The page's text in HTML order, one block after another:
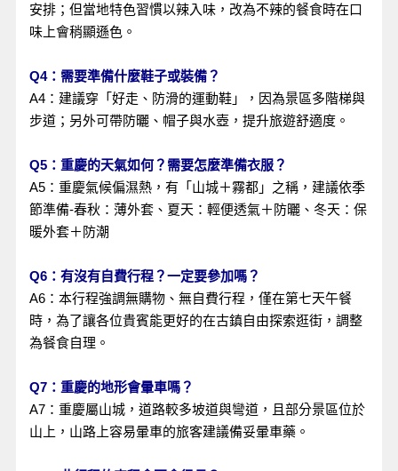
安排；但當地特色習慣以辣入味，改為不辣的餐食時在口
味上會稍顯遜色。
Q4：需要準備什麼鞋子或裝備？
A4：建議穿「好走、防滑的運動鞋」，因為景區多階梯與
步道；另外可帶防曬、帽子與水壺，提升旅遊舒適度。
Q5：重慶的天氣如何？需要怎麼準備衣服？
A5：重慶氣候偏濕熱，有「山城＋霧都」之稱，建議依季
節準備-春秋：薄外套、夏天：輕便透氣＋防曬、冬天：保
暖外套＋防潮
Q6：有沒有自費行程？一定要參加嗎？
A6：本行程強調無購物、無自費行程，僅在第七天午餐
時，為了讓各位貴賓能更好的在古鎮自由探索逛街，調整
為餐食自理。
Q7：重慶的地形會暈車嗎？
A7：重慶屬山城，道路較多坡道與彎道，且部分景區位於
山上，山路上容易暈車的旅客建議備妥暈車藥。